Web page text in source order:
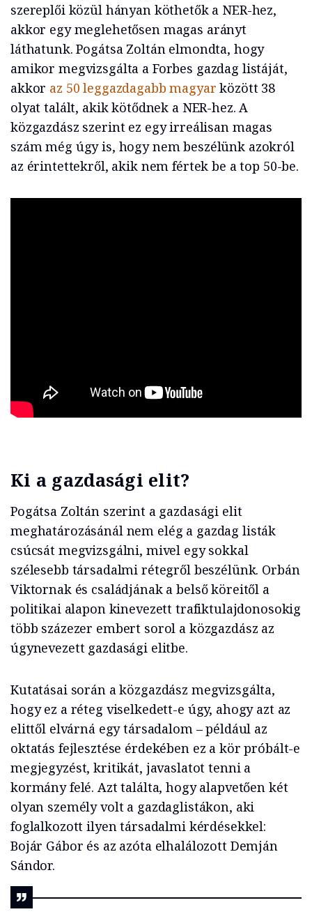
szereplői közül hányan köthetők a NER-hez,
akkor egy meglehetősen magas arányt
láthatunk. Pogátsa Zoltán elmondta, hogy
amikor megvizsgálta a Forbes gazdag listáját,
akkor az 50 leggazdagabb magyar között 38
olyat talált, akik kötődnek a NER-hez. A
közgazdász szerint ez egy irreálisan magas
szám még úgy is, hogy nem beszélünk azokról
az érintettekről, akik nem fértek be a top 50-be.
Ki a gazdasági elit?
Pogátsa Zoltán szerint a gazdasági elit
meghatározásánál nem elég a gazdag listák
csúcsát megvizsgálni, mivel egy sokkal
szélesebb társadalmi rétegről beszélünk. Orbán
Viktornak és családjának a belső köreitől a
politikai alapon kinevezett trafiktulajdonosokig
több százezer embert sorol a közgazdász az
úgynevezett gazdasági elitbe.
Kutatásai során a közgazdász megvizsgálta,
hogy ez a réteg viselkedett-e úgy, ahogy azt az
elittől elvárná egy társadalom – például az
oktatás fejlesztése érdekében ez a kör próbált-e
megjegyzést, kritikát, javaslatot tenni a
kormány felé. Azt találta, hogy alapvetően két
olyan személy volt a gazdaglistákon, aki
foglalkozott ilyen társadalmi kérdésekkel:
Bojár Gábor és az azóta elhalálozott Demján
Sándor.